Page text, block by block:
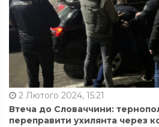
2 Лютого 2024, 15:21
Втеча до Словаччини:
переправити ухилянта через